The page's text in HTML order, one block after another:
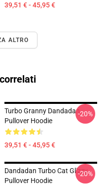
39,51 € - 45,95 €
ALTRO
Turbo Granny Dandadan
Pullover Hoodie
39,51 € - 45,95 €
-20%
Dandadan Turbo Cat Glizzy
Pullover Hoodie
-20%